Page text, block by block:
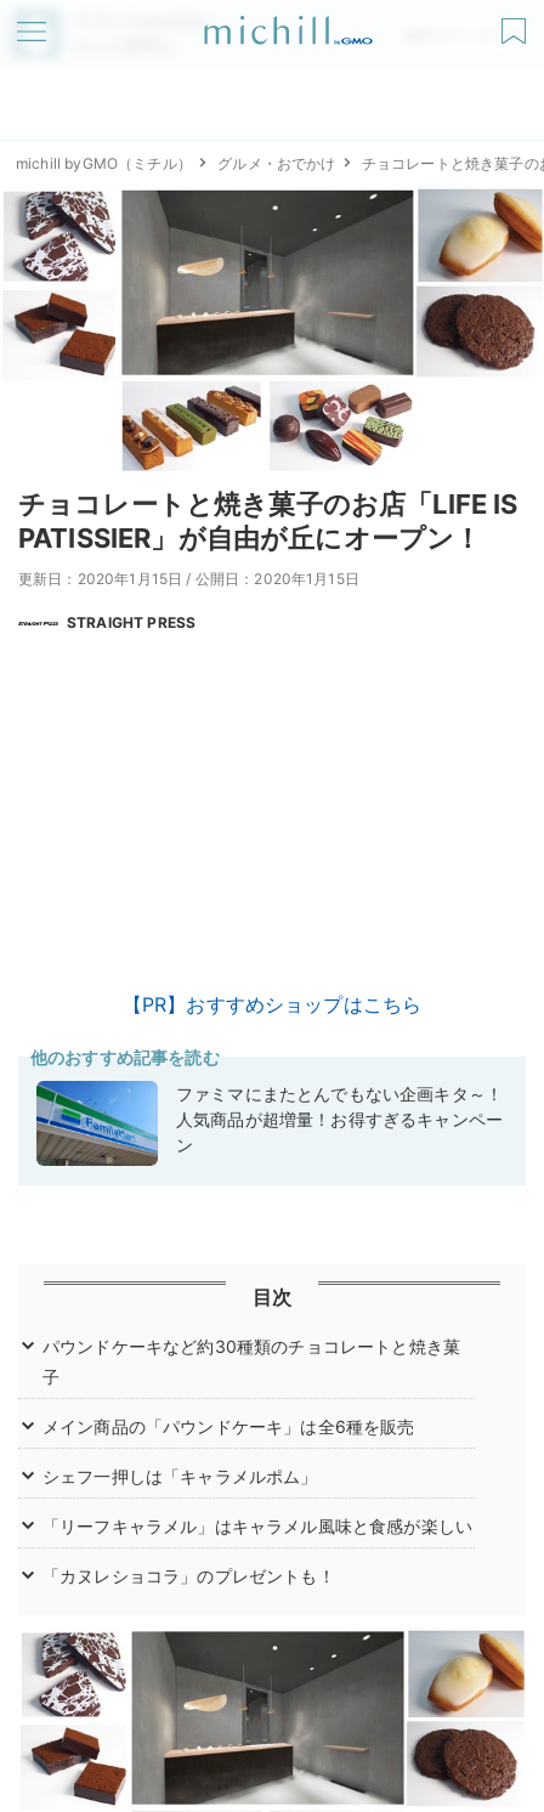
アプリでmichillが
無料ダウンロード
michill byGMO（ミチル） グルメ・おでかけ チョコレートと焼き菓子の
チョコレートと焼き菓子のお店「LIFE IS
PATISSIER」が自由が丘にオープン！
更新日：2020年1月15日 / 公開日：2020年1月15日
STRAIGHT PRESS
【PR】おすすめショップはこちら
他のおすすめ記事を読む
ファミマにまたとんでもない企画キタ～！
人気商品が超増量！お得すぎるキャンペー
ン
目次
パウンドケーキなど約30種類のチョコレートと焼き菓
子
メイン商品の「パウンドケーキ」は全6種を販売
シェフ一押しは「キャラメルポム」
「リーフキャラメル」はキャラメル風味と食感が楽しい
「カヌレショコラ」のプレゼントも！